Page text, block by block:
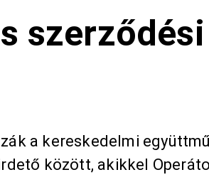
a kereskedelmi
között, akikkel